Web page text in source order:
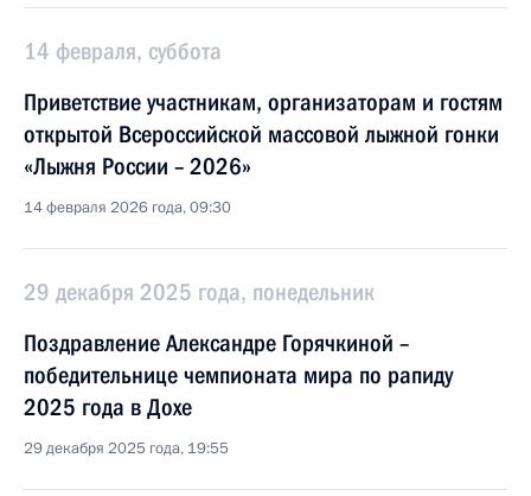
14 февраля, суббота
Приветствие участникам, организаторам и гостям
открытой Всероссийской массовой лыжной гонки
«Лыжня России – 2026»
14 февраля 2026 года, 09:30
29 декабря 2025 года, понедельник
Поздравление Александре Горячкиной –
победительнице чемпионата мира по рапиду
2025 года в Дохе
29 декабря 2025 года, 19:55